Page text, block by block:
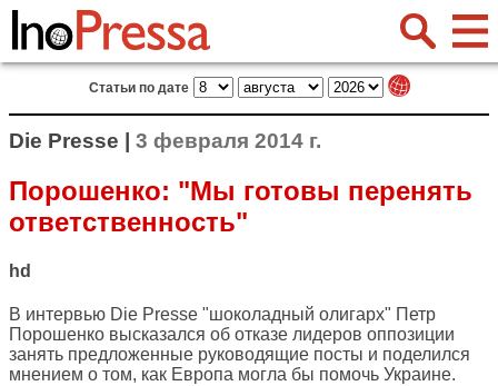
Статьи по дате
Die Presse | 3 февраля 2014 г.
Порошенко: "Мы готовы перенять
ответственность"
hd
В интервью Die Presse "шоколадный олигарх" Петр
Порошенко высказался об отказе лидеров оппозиции
занять предложенные руководящие посты и поделился
мнением о том, как Европа могла бы помочь Украине.